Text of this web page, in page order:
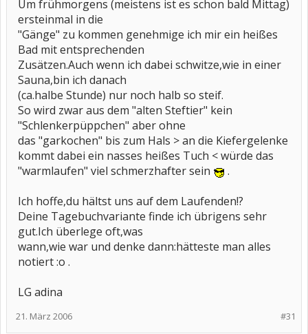
Um frühmorgens (meistens ist es schon bald Mittag)
ersteinmal in die
"Gänge" zu kommen genehmige ich mir ein heißes
Bad mit entsprechenden
Zusätzen.Auch wenn ich dabei schwitze,wie in einer
Sauna,bin ich danach
(ca.halbe Stunde) nur noch halb so steif.
So wird zwar aus dem "alten Steftier" kein
"Schlenkerpüppchen" aber ohne
das "garkochen" bis zum Hals > an die Kiefergelenke
kommt dabei ein nasses heißes Tuch < würde das
"warmlaufen" viel schmerzhafter sein
.
Ich hoffe,du hältst uns auf dem Laufenden!?
Deine Tagebuchvariante finde ich übrigens sehr
gut.Ich überlege oft,was
wann,wie war und denke dann:hätteste man alles
notiert :o .
LG adina
#31
21. März 2006